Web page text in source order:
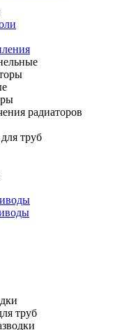
радиаторов
труб
труб